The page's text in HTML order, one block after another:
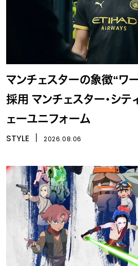
マンチェスターの象徴“ワ
採用 マンチェスター・シテ
ェーユニフォーム
STYLE 2026.08.06